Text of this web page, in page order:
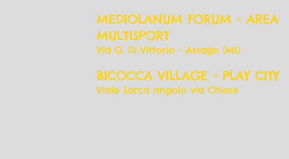
MEDIOLANUM FORUM - AREA
MULTISPORT
Via G. Di Vittorio - Assago (MI)
BICOCCA VILLAGE - PLAY CITY
Viale Sarca angolo via Chiese